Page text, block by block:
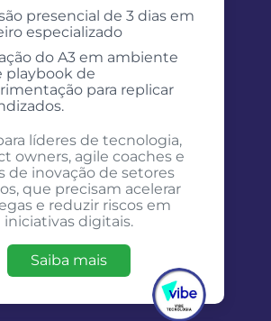
presencial de 3 dias em
especializado
do A3 em ambiente
playbook de
para replicar
líderes de tecnologia,
owners, agile coaches e
de inovação de setores
que precisam acelerar
e reduzir riscos em
iniciativas digitais.
Saiba mais